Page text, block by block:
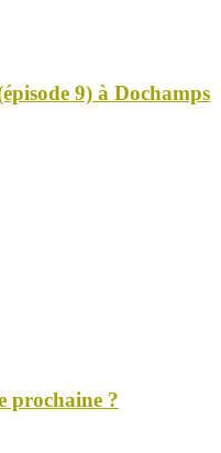
9) à Dochamps
prochaine ?